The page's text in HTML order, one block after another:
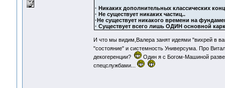
· Никаких дополнительных классических
· Не существует никаких частиц..
·Не существует никакого времени на
· Существует всего лишь ОДИН основной
И что мы видим,Валера занят идеями "вихрей в
"состояние" и системность Универсума. Про
декогеренции?
Один я с Богом-Машиной
спецслужбами...